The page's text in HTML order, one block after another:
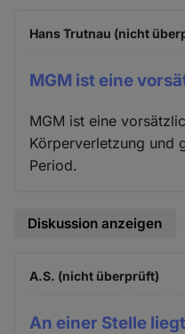
Hans Trutnau (nicht
MGM ist eine
MGM ist eine
Körperverletzung und
Period.
Diskussion anzeigen
A.S. (nicht überprüft)
An einer Stelle